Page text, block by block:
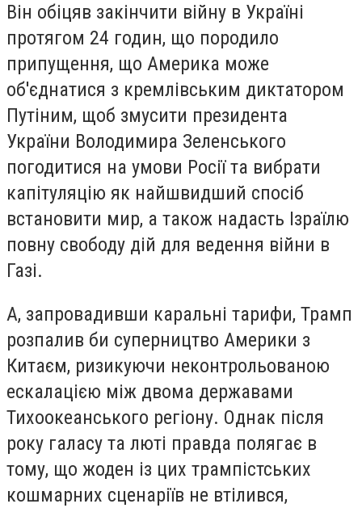
Він обіцяв закінчити війну в Україні
протягом 24 годин, що породило
припущення, що Америка може
об'єднатися з кремлівським диктатором
Путіним, щоб змусити президента
України Володимира Зеленського
погодитися на умови Росії та вибрати
капітуляцію як найшвидший спосіб
встановити мир, а також надасть Ізраїлю
повну свободу дій для ведення війни в
Газі.
А, запровадивши каральні тарифи, Трамп
розпалив би суперництво Америки з
Китаєм, ризикуючи неконтрольованою
ескалацією між двома державами
Тихоокеанського регіону. Однак після
року галасу та люті правда полягає в
тому, що жоден із цих трампістських
кошмарних сценаріїв не втілився,